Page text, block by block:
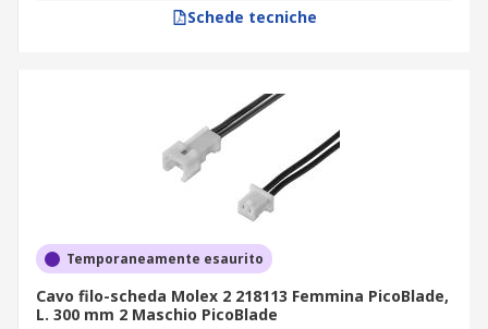
Schede tecniche
Temporaneamente esaurito
Cavo filo-scheda Molex 2 218113 Femmina PicoBlade,
L. 300 mm 2 Maschio PicoBlade